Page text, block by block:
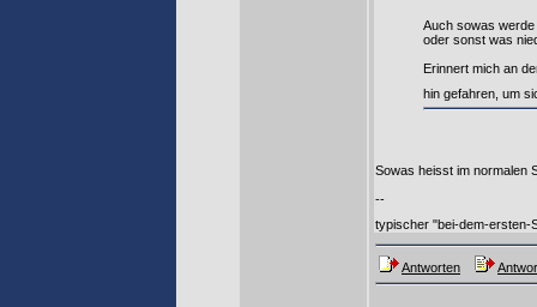
Auch sowas
oder sonst was
Erinnert mich an
hin gefahren, um
Sowas heisst im normalen
--
typischer "bei-dem-
Antworten